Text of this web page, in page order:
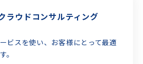
ラウドコンサルティング
ビスを使い、お客様にとって最適
。